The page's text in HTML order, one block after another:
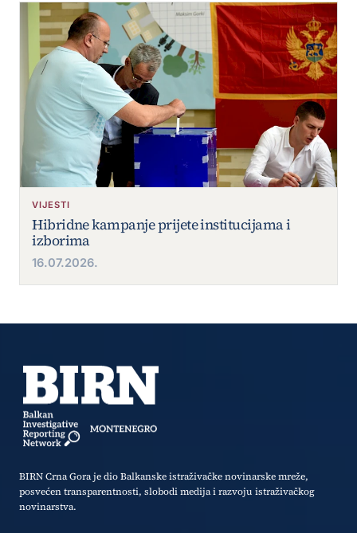
VIJESTI
Hibridne kampanje prijete institucijama i
izborima
16.07.2026.
BIRN Crna Gora je dio Balkanske istraživačke novinarske mreže,
posvećen transparentnosti, slobodi medija i razvoju istraživačkog
novinarstva.